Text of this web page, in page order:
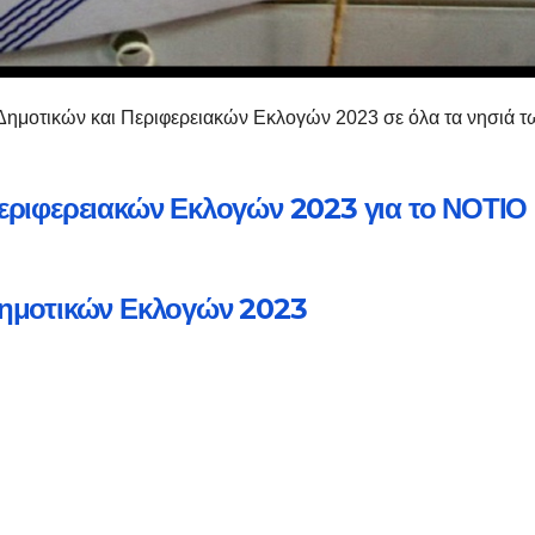
και Περιφερειακών Εκλογών 2023 σε όλα τα νησιά
Εκλογών 2023 για το ΝΟΤΙΟ
Εκλογών 2023